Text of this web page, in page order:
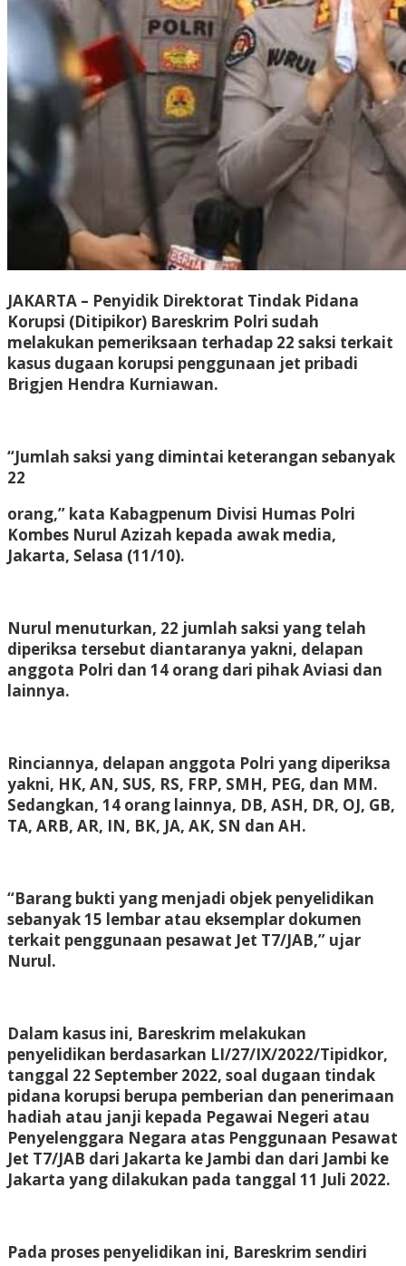
JAKARTA – Penyidik Direktorat Tindak Pidana
Korupsi (Ditipikor) Bareskrim Polri sudah
melakukan pemeriksaan terhadap 22 saksi terkait
kasus dugaan korupsi penggunaan jet pribadi
Brigjen Hendra Kurniawan.
“Jumlah saksi yang dimintai keterangan sebanyak
22
orang,” kata Kabagpenum Divisi Humas Polri
Kombes Nurul Azizah kepada awak media,
Jakarta, Selasa (11/10).
Nurul menuturkan, 22 jumlah saksi yang telah
diperiksa tersebut diantaranya yakni, delapan
anggota Polri dan 14 orang dari pihak Aviasi dan
lainnya.
Rinciannya, delapan anggota Polri yang diperiksa
yakni, HK, AN, SUS, RS, FRP, SMH, PEG, dan MM.
Sedangkan, 14 orang lainnya, DB, ASH, DR, OJ, GB,
TA, ARB, AR, IN, BK, JA, AK, SN dan AH.
“Barang bukti yang menjadi objek penyelidikan
sebanyak 15 lembar atau eksemplar dokumen
terkait penggunaan pesawat Jet T7/JAB,” ujar
Nurul.
Dalam kasus ini, Bareskrim melakukan
penyelidikan berdasarkan LI/27/IX/2022/Tipidkor,
tanggal 22 September 2022, soal dugaan tindak
pidana korupsi berupa pemberian dan penerimaan
hadiah atau janji kepada Pegawai Negeri atau
Penyelenggara Negara atas Penggunaan Pesawat
Jet T7/JAB dari Jakarta ke Jambi dan dari Jambi ke
Jakarta yang dilakukan pada tanggal 11 Juli 2022.
Pada proses penyelidikan ini, Bareskrim sendiri